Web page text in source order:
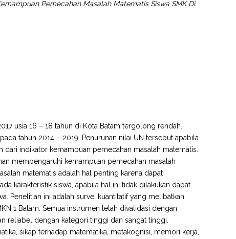
Pemecahan Masalah Matematis Siswa SMK Di
usia 16 – 18 tahun di Kota Batam tergolong rendah.
tahun 2014 – 2019. Penurunan nilai UN tersebut apabila
indikator kemampuan pemecahan masalah matematis.
mempengaruhi kemampuan pemecahan masalah
matematis adalah hal penting karena dapat
karakteristik siswa, apabila hal ini tidak dilakukan dapat
Penelitian ini adalah survei kuantitatif yang melibatkan
1 Batam. Semua instrumen telah divalidasi dengan
reliabel dengan kategori tinggi dan sangat tinggi.
sikap terhadap matematika, metakognisi, memori kerja,